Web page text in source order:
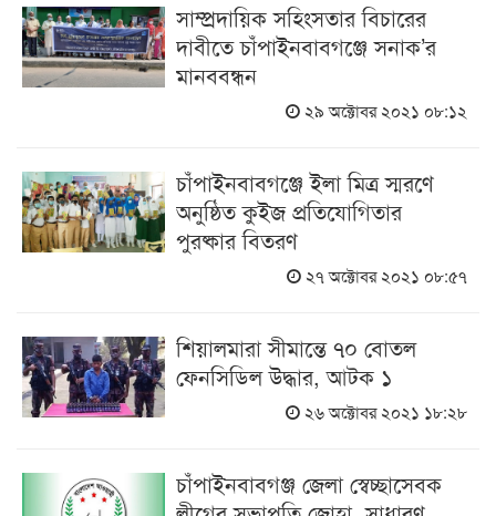
সাম্প্রদায়িক সহিংসতার বিচারের
দাবীতে চাঁপাইনবাবগঞ্জে সনাক’র
মানববন্ধন
২৯ অক্টোবর ২০২১ ০৮:১২
চাঁপাইনবাবগঞ্জে ইলা মিত্র স্মরণে
অনুষ্ঠিত কুইজ প্রতিযোগিতার
পুরষ্কার বিতরণ
২৭ অক্টোবর ২০২১ ০৮:৫৭
শিয়ালমারা সীমান্তে ৭০ বোতল
ফেনসিডিল উদ্ধার, আটক ১
২৬ অক্টোবর ২০২১ ১৮:২৮
চাঁপাইনবাবগঞ্জ জেলা স্বেচ্ছাসেবক